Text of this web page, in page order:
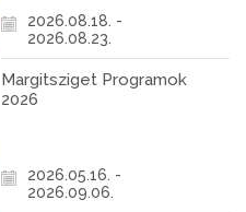
2026.08.18. -
2026.08.23.
Margitsziget Programok
2026
2026.05.16. -
2026.09.06.